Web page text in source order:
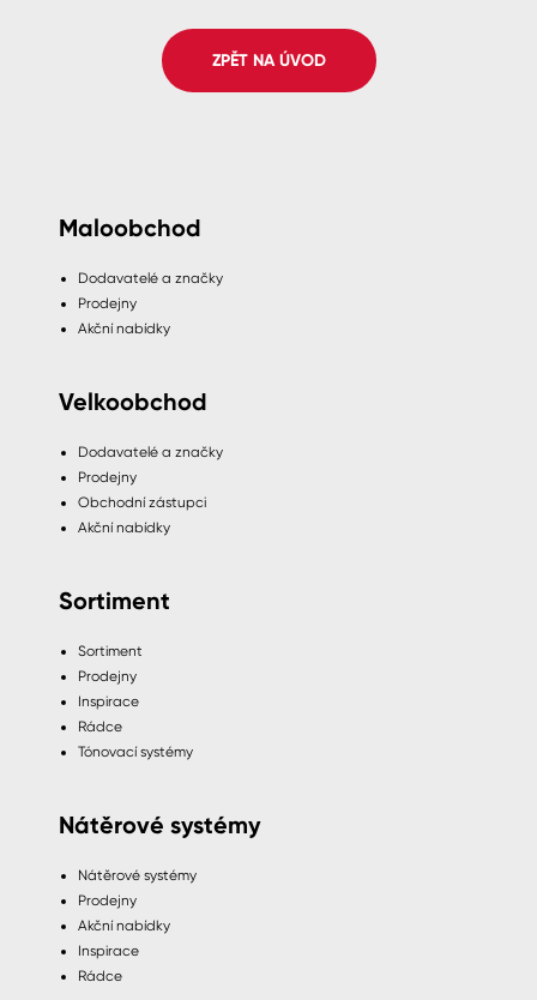
Spreje ZPĚT NA ÚVOD
Maloobchod
Dodavatelé a značky
Prodejny
Akční nabídky
Velkoobchod
Dodavatelé a značky
Prodejny
Obchodní zástupci
Akční nabídky
Sortiment
Sortiment
Prodejny
Inspirace
Rádce
Tónovací systémy
Nátěrové systémy
Nátěrové systémy
Prodejny
Akční nabídky
Inspirace
Rádce